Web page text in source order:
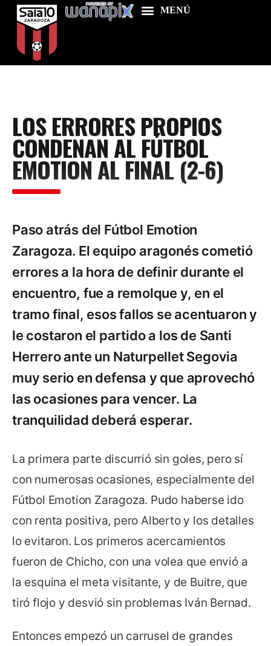
Food & Drink
Features
News
Contacts
LOS ERRORES PROPIOS
CONDENAN AL FÚTBOL
EMOTION AL FINAL (2-6)
Paso atrás del Fútbol Emotion
Zaragoza. El equipo aragonés cometió
errores a la hora de definir durante el
encuentro, fue a remolque y, en el
tramo final, esos fallos se acentuaron y
le costaron el partido a los de Santi
Herrero ante un Naturpellet Segovia
muy serio en defensa y que aprovechó
las ocasiones para vencer. La
tranquilidad deberá esperar.
La primera parte discurrió sin goles, pero sí
con numerosas ocasiones, especialmente del
Fútbol Emotion Zaragoza. Pudo haberse ido
con renta positiva, pero Alberto y los detalles
lo evitaron. Los primeros acercamientos
fueron de Chicho, con una volea que envió a
la esquina el meta visitante, y de Buitre, que
tiró flojo y desvió sin problemas Iván Bernad.
Entonces empezó un carrusel de grandes